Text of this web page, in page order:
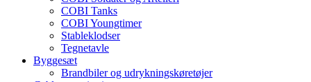
COBI Tanks
COBI Youngtimer
Stableklodser
Tegnetavle
Byggesæt
Brandbiler og udrykningskøretøjer